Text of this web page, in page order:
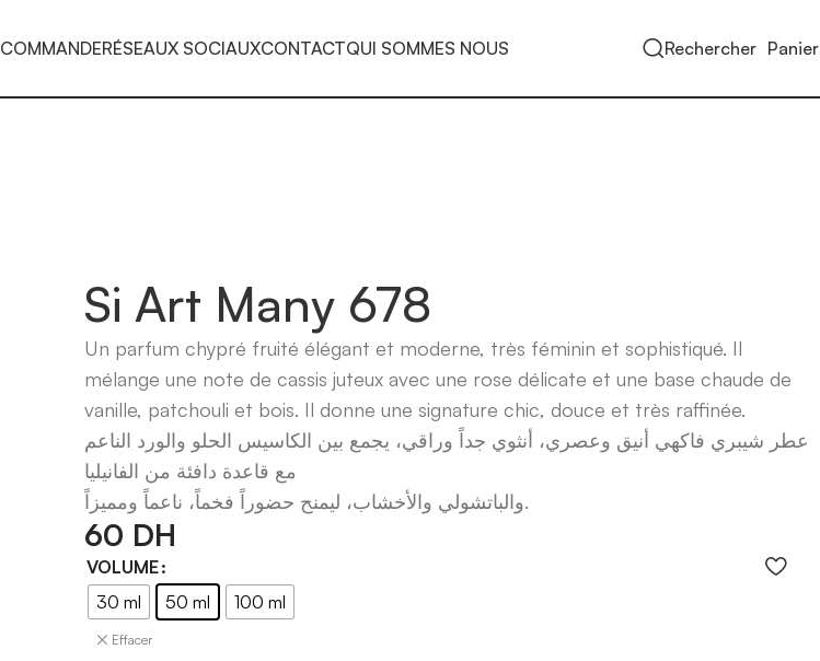
COMMANDERÉSEAUX SOCIAUXCONTACTQUI SOMMES NOUS Rechercher Panier
Si Art Many 678
Un parfum chypré fruité élégant et moderne, très féminin et sophistiqué. Il
mélange une note de cassis juteux avec une rose délicate et une base chaude de
vanille, patchouli et bois. Il donne une signature chic, douce et très raffinée.
عطر شيبري فاكهي أنيق وعصري، أنثوي جداً وراقي، يجمع بين الكاسيس الحلو والورد الناعم
مع قاعدة دافئة من الفانيليا
والباتشولي والأخشاب، ليمنح حضوراً فخماً، ناعماً ومميزاً.
60 DH
VOLUME
30 ml
50 ml 100 ml
Effacer